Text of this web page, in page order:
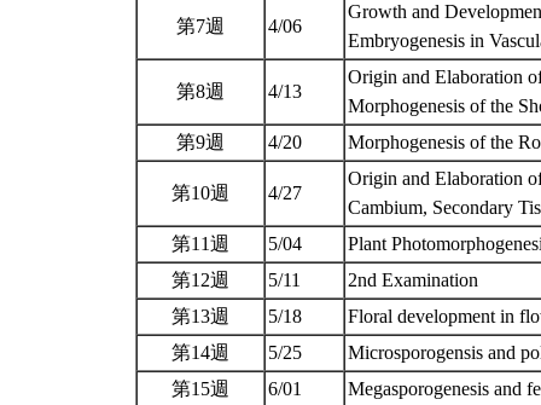
第7週 4/06
Growth and
Embryogenesis in
第8週 4/13
Origin and Elaboration
Morphogenesis of the
第9週
4/20 Morphogenesis of the
第10週 4/27
Origin and Elaboration
Cambium, Secondary
第11週
5/04
Plant
第12週
5/11
2nd Examination
第13週
5/18
Floral development in
第14週
5/25
Microsporogensis and
第15週
6/01 Megasporogenesis and